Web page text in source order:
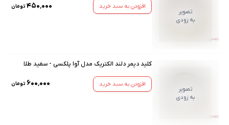
تصویر
به زودی
افزودن به سبد خرید ۴۵۰٬۰۰۰ تومان
تصویر
به زودی
کلید دیمر دلند الکتریک مدل آوا پلکسی - سفید طلا
افزودن به سبد خرید ۶۰۰٬۰۰۰ تومان